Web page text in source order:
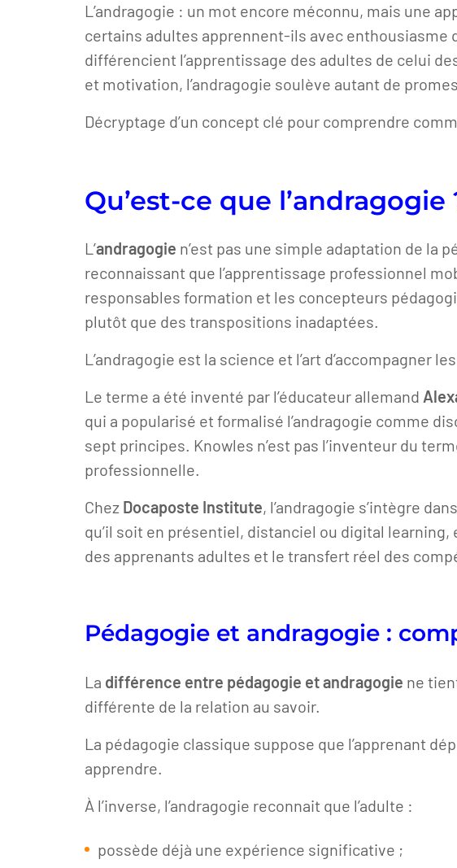
L’andragogie : un mot encore méconnu, mais une
certains adultes apprennent-ils avec enthousiasme
différencient l’apprentissage des adultes de celui
et motivation, l’andragogie soulève autant de
Décryptage d’un concept clé pour comprendre
Qu’est-ce que
L’andragogie n’est pas une simple adaptation de la
reconnaissant que l’apprentissage professionnel
responsables formation et les concepteurs
plutôt que des transpositions inadaptées.
L’andragogie est la science et l’art d’accompagner
Le terme a été inventé par l’éducateur allemand
qui a popularisé et formalisé l’andragogie comme
sept principes. Knowles n’est pas l’inventeur du
professionnelle.
Chez Docaposte Institute, l’andragogie s’intègre
qu’il soit en présentiel, distanciel ou digital
des apprenants adultes et le transfert réel des
Pédagogie et andragogie :
La différence entre pédagogie et andragogie ne
différente de la relation au savoir.
La pédagogie classique suppose que l’apprenant
apprendre.
À l’inverse, l’andragogie reconnait que l’adulte :
possède déjà une expérience significative ;